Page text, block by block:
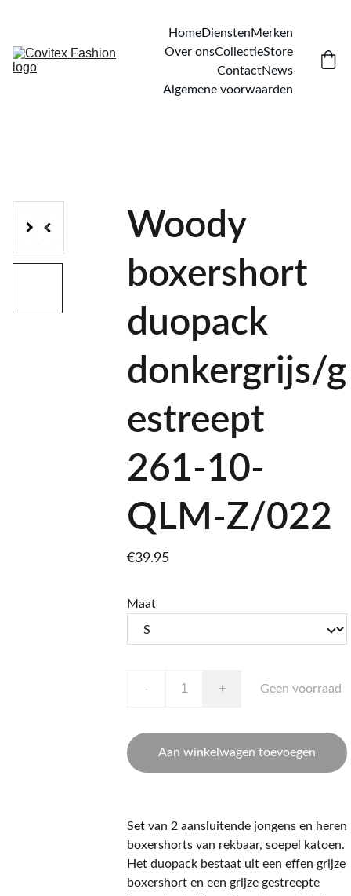
HomeDienstenMerken
Over onsCollectieStore
ContactNews
Algemene voorwaarden
Woody
boxershort
duopack
donkergrijs/g
estreept
261-10-
QLM-Z/022
€39.95
Maat
- + Geen voorraad
Aan winkelwagen toevoegen
Set van 2 aansluitende jongens en heren
boxershorts van rekbaar, soepel katoen.
Het duopack bestaat uit een effen grijze
boxershort en een grijze gestreepte